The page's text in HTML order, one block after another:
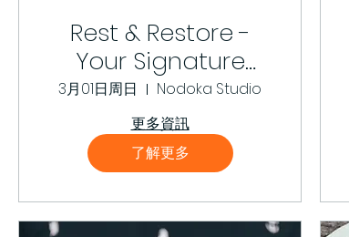
Rest & Restore -
Your Signature
Yoga
3月01日周日
Nodoka Studio
更多資訊
了解更多